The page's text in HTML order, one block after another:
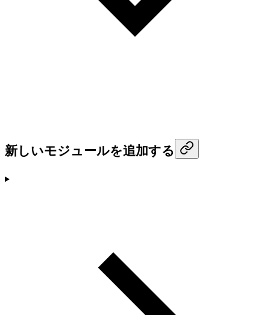
新しいモジュールを追加する